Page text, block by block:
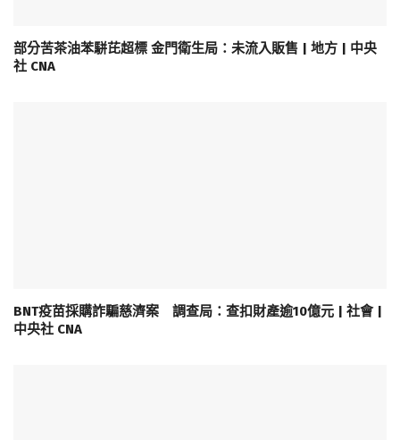
部分苦茶油苯駢芘超標 金門衛生局：未流入販售 | 地方 | 中央
社 CNA
BNT疫苗採購詐騙慈濟案 調查局：查扣財產逾10億元 | 社會 |
中央社 CNA